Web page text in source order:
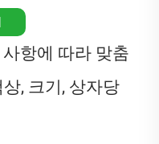
항에 따라 맞춤
, 크기, 상자당